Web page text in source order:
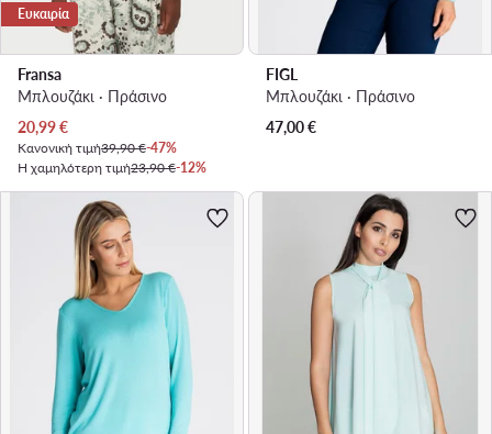
Ευκαιρία
Fransa
Μπλουζάκι · Πράσινο
Τρέχουσα τιμή
20,99€
Κανονική τιμή39,90 €-47%
Η χαμηλότερη τιμή23,90 €-12%
FIGL
Μπλουζάκι · Πράσινο
47,00€